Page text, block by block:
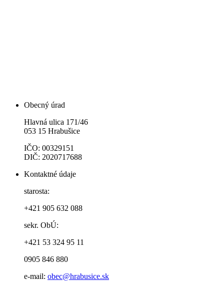
Obecný úrad
Hlavná ulica 171/46
053 15 Hrabušice
IČO: 00329151
DIČ: 2020717688
Kontaktné údaje
starosta:
+421 905 632 088
sekr. ObÚ:
+421 53 324 95 11
0905 846 880
e-mail: obec@hrabusice.sk